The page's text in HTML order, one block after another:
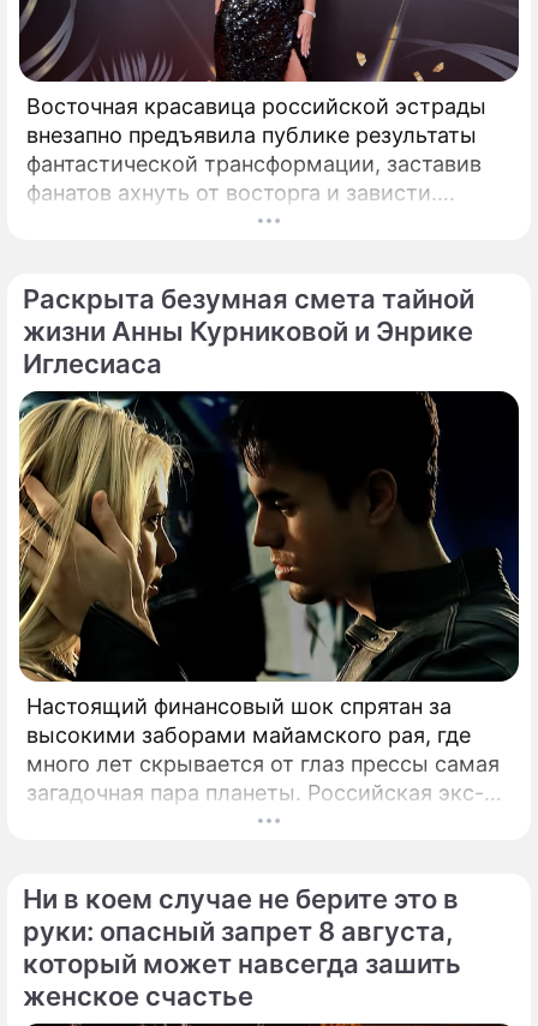
Восточная красавица российской эстрады
внезапно предъявила публике результаты
фантастической трансформации, заставив
фанатов ахнуть от восторга и зависти.
Знаменитая певица Жасмин всегда
спровоцировали настоящую бурю в Сети.
Раскрыта безумная смета тайной
жизни Анны Курниковой и Энрике
Иглесиаса
Настоящий финансовый шок спрятан за
высокими заборами майамского рая, где
много лет скрывается от глаз прессы самая
загадочная пара планеты. Российская экс-
теннисистка Анна Курникова и испанский
самых закрытых и непубличных пар
мирового шоу-бизнеса.
Ни в коем случае не берите это в
руки: опасный запрет 8 августа,
который может навсегда зашить
женское счастье